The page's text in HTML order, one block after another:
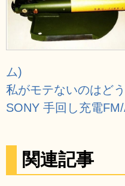
ム)
私がモテないのはど
SONY 手回し充電
関連記事